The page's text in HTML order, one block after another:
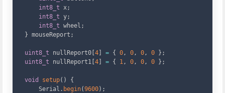
int8_t x;
int8_t y;
int8_t wheel ;
} mouseReport ;
uint8_t nullReport0 4 = { 0, 0, 0, 0 } ;
uint8_t nullReport1 4 = { 1, 0, 0, 0 } ;
void setup( )
{
    Serial
. begin(9600) ;